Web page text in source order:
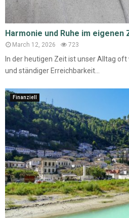
Harmonie und Ruhe im
March 12, 2026 723
In der heutigen Zeit ist unser Alltag
und ständiger Erreichbarkeit...
Finanziell